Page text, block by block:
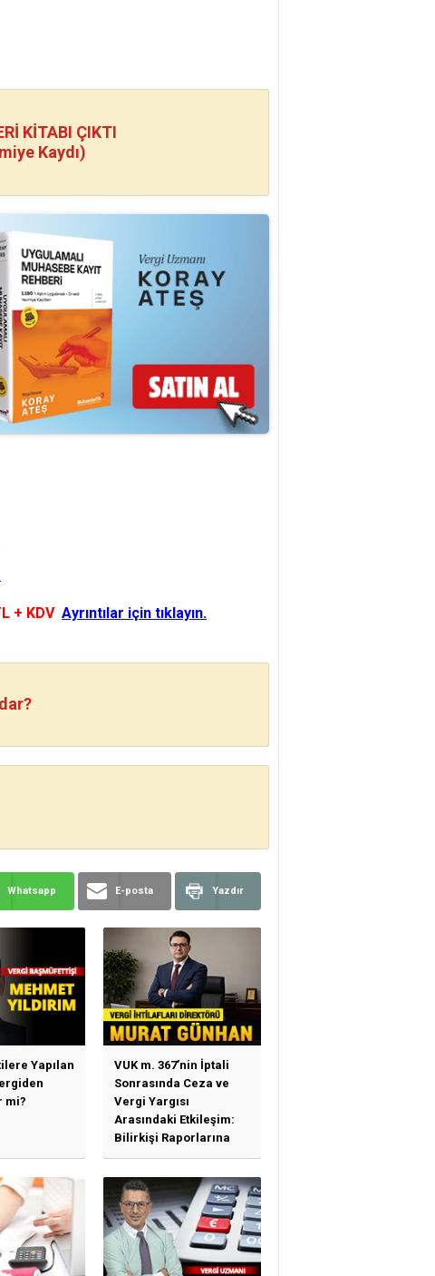
KİTABI ÇIKTI
Kaydı)
+ KDV Ayrıntılar için tıklayın.
Whatsapp E-posta Yazdır
Yapılan
mi?
VUK m. 367’nin İptali
Sonrasında Ceza ve
Vergi Yargısı
Arasındaki Etkileşim:
Bilirkişi Raporlarına
Bağımlılık, İhtisas
Yargı...